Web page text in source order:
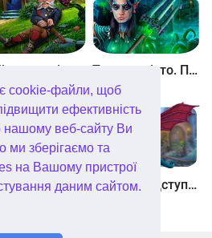
cookie-файли, щоб
ефективність
нашому веб-сайту Ви
ми зберігаємо та
на Вашому пристрої
даним сайтом.
світ знову прекрасним і знайти
нових друзів, і разом з ними на вас
пригода.
Таємне місто. Підводне царство. колекційне видання
Загадки Нью-Йорка. Пробудження. колекційне видання Хімери. Підступи зла. колекційне видання